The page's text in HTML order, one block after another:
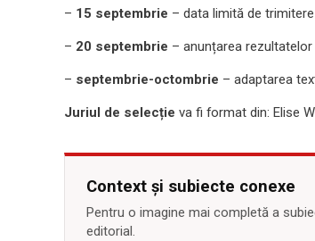
– 15 septembrie – data limită de
– 20 septembrie – anunțarea rezultatelor
– septembrie-octombrie – adaptarea
Juriul de selecție va fi format din: Elise
Context și subiecte conexe
Pentru o imagine mai completă a
editorial.